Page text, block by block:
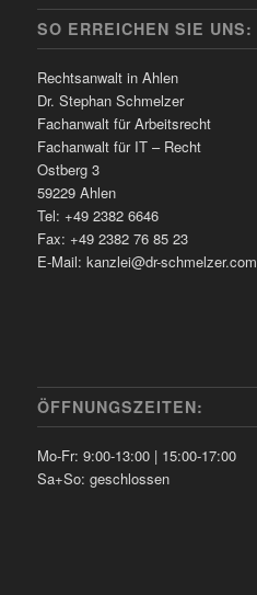
SO ERREICHEN SIE UNS:
Rechtsanwalt in Ahlen
Dr. Stephan Schmelzer
Fachanwalt für Arbeitsrecht
Fachanwalt für IT – Recht
Ostberg 3
59229 Ahlen
Tel: +49 2382 6646
Fax: +49 2382 76 85 23
E-Mail: kanzlei@dr-schmelzer.com
ÖFFNUNGSZEITEN:
Mo-Fr: 9:00-13:00 | 15:00-17:00
Sa+So: geschlossen